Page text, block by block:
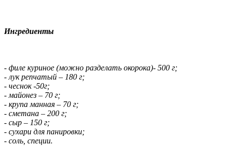
Ингредиенты
- филе куриное (можно разделать окорока)- 500 г;
- лук репчатый – 180 г;
- чеснок -50г;
- майонез – 70 г;
- крупа манная – 70 г;
- сметана – 200 г;
- сыр – 150 г;
- сухари для панировки;
- соль, специи.